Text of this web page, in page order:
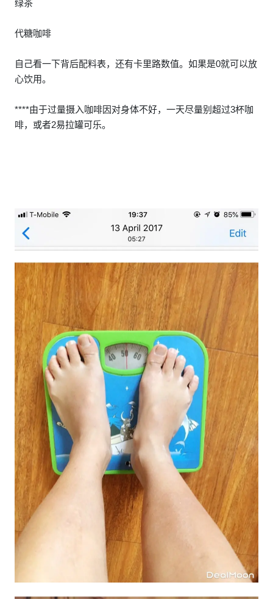
绿茶
代糖咖啡
自己看一下背后配料表，还有卡里路数值。如果是0就可以放
心饮用。
****由于过量摄入咖啡因对身体不好，一天尽量别超过3杯咖
啡，或者2易拉罐可乐。